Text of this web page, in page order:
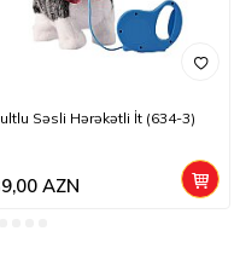
Səsli Hərəkətli İt (634-3)
AZN